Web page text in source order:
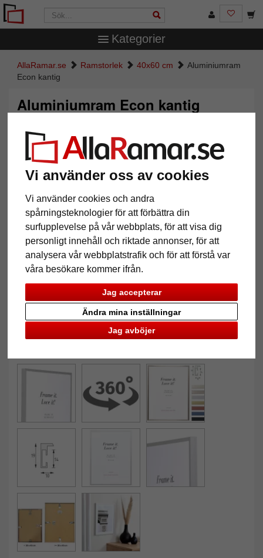
Vi använder oss av cookies
Vi använder cookies och andra
spårningsteknologier för att förbättra din
surfupplevelse på vår webbplats, för att visa dig
personligt innehåll och riktade annonser, för att
analysera vår webbplatstrafik och för att förstå var
våra besökare kommer ifrån.
Jag accepterar
Jag avböjer
Ändra mina inställningar
Kategorier
AllaRamar.se Ramstorlek 40x60 cm
Aluminiumram
Econ kantig
Aluminiumram Econ kantig
Tillbaka